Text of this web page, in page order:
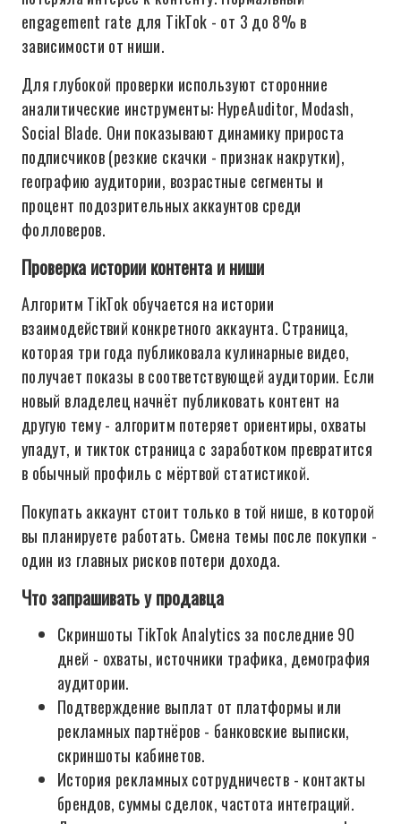
engagement rate для TikTok - от 3 до 8% в
зависимости от ниши.
Для глубокой проверки используют сторонние
аналитические инструменты: HypeAuditor, Modash,
Social Blade. Они показывают динамику прироста
подписчиков (резкие скачки - признак накрутки),
географию аудитории, возрастные сегменты и
процент подозрительных аккаунтов среди
фолловеров.
Проверка истории контента и ниши
Алгоритм TikTok обучается на истории
взаимодействий конкретного аккаунта. Страница,
которая три года публиковала кулинарные видео,
получает показы в соответствующей аудитории. Если
новый владелец начнёт публиковать контент на
другую тему - алгоритм потеряет ориентиры, охваты
упадут, и тикток страница с заработком превратится
в обычный профиль с мёртвой статистикой.
Покупать аккаунт стоит только в той нише, в которой
вы планируете работать. Смена темы после покупки -
один из главных рисков потери дохода.
Что запрашивать у продавца
Скриншоты TikTok Analytics за последние 90
дней - охваты, источники трафика, демография
аудитории.
Подтверждение выплат от платформы или
рекламных партнёров - банковские выписки,
скриншоты кабинетов.
История рекламных сотрудничеств - контакты
брендов, суммы сделок, частота интеграций.